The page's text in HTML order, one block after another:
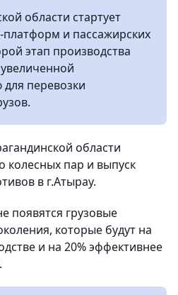
области стартует
платформ и пассажирских
этап производства
перевозки
области
колесных пар и выпуск
в г.Атырау.
появятся грузовые
которые будут на
и на 20% эффективнее